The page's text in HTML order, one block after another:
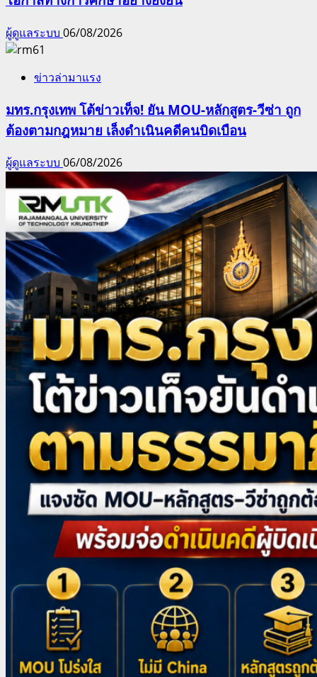
ผู้ดูแลระบบ 06/08/2026
ข่าวล่ามาแรง
มทร.กรุงเทพ โต้ข่าวเท็จ! ยัน MOU-หลักสูตร-วีซ่า ถูก
ต้องตามกฎหมาย เล็งดำเนินคดีคนบิดเบือน
ผู้ดูแลระบบ 06/08/2026